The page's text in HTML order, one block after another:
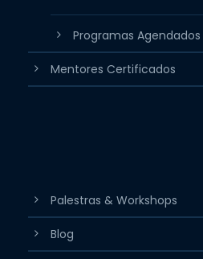
Programas Agendados
Mentores Certificados
Palestras & Workshops
Blog